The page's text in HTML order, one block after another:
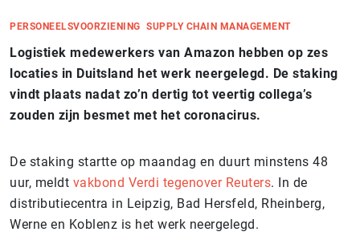
PERSONEELSVOORZIENING SUPPLY CHAIN MANAGEMENT
Logistiek medewerkers van Amazon hebben op zes
locaties in Duitsland het werk neergelegd. De staking
vindt plaats nadat zo’n dertig tot veertig collega’s
zouden zijn besmet met het coronacirus.
De staking startte op maandag en duurt minstens 48
uur, meldt vakbond Verdi tegenover Reuters. In de
distributiecentra in Leipzig, Bad Hersfeld, Rheinberg,
Werne en Koblenz is het werk neergelegd.